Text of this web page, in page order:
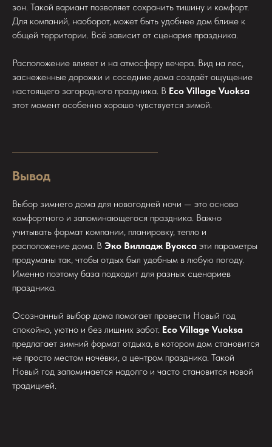
зон. Такой вариант позволяет сохранить тишину и комфорт.
Для компаний, наоборот, может быть удобнее дом ближе к
общей территории. Всё зависит от сценария праздника.
Расположение влияет и на атмосферу вечера. Вид на лес,
заснеженные дорожки и соседние дома создаёт ощущение
настоящего загородного праздника. В Eco Village Vuoksa
этот момент особенно хорошо чувствуется зимой.
Вывод
Выбор зимнего дома для новогодней ночи — это основа
комфортного и запоминающегося праздника. Важно
учитывать формат компании, планировку, тепло и
расположение дома. В Эко Вилладж Вуокса эти параметры
продуманы так, чтобы отдых был удобным в любую погоду.
Именно поэтому база подходит для разных сценариев
праздника.
Осознанный выбор дома помогает провести Новый год
спокойно, уютно и без лишних забот. Eco Village Vuoksa
предлагает зимний формат отдыха, в котором дом становится
не просто местом ночёвки, а центром праздника. Такой
Новый год запоминается надолго и часто становится новой
традицией.